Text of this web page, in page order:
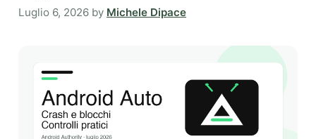
Luglio 6, 2026 by Michele Dipace